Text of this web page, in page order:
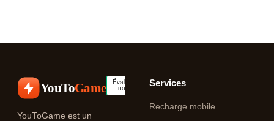
YouToGame
YouToGame est un
Services
Recharge mobile